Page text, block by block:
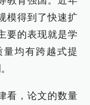
模得到了快速扩
要的表现就是学
均有跨越式提
看，论文的数量